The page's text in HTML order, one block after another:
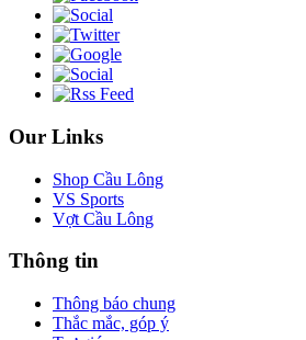
Our Links
Shop Cầu Lông
VS Sports
Vợt Cầu Lông
Thông tin
Thông báo chung
Thắc mắc, góp ý